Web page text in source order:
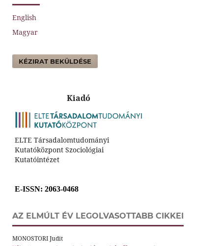
English
Magyar
KÉZIRAT BEKÜLDÉSE
Kiadó
ELTE Társadalomtudományi
Kutatóközpont Szociológiai
Kutatóintézet
E-ISSN: 2063-0468
AZ ELMÚLT ÉV LEGOLVASOTTABB CIKKEI
MONOSTORI Judit